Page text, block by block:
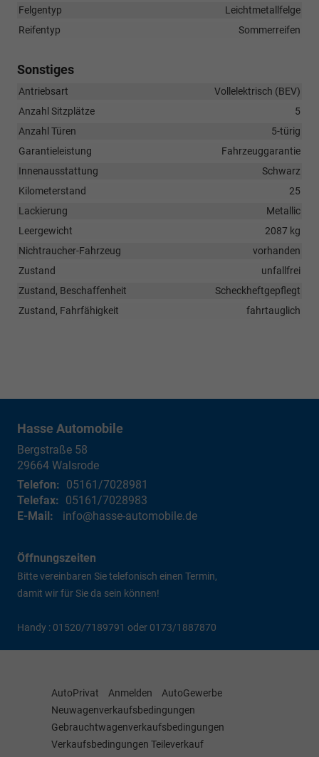
Felgentyp
Leichtmetallfelge
Reifentyp
Sommerreifen
Sonstiges
Antriebsart
Vollelektrisch (BEV)
Anzahl Sitzplätze
5
Anzahl Türen
5-türig
Garantieleistung
Fahrzeuggarantie
Innenausstattung
Schwarz
Kilometerstand
25
Lackierung
Metallic
Leergewicht
2087 kg
Nichtraucher-Fahrzeug
vorhanden
Zustand
unfallfrei
Zustand, Beschaffenheit
Scheckheftgepflegt
Zustand, Fahrfähigkeit
fahrtauglich
Hasse Automobile
Bergstraße 58
29664 Walsrode
Telefon: 05161/7028981
Telefax: 05161/7028983
E-Mail:
info@hasse-automobile.de
Öffnungszeiten
Bitte vereinbaren Sie telefonisch einen Termin,
damit wir für Sie da sein können!
Handy : 01520/7189791 oder 0173/1887870
AutoPrivat Anmelden
AutoGewerbe
Neuwagenverkaufsbedingungen
Gebrauchtwagenverkaufsbedingungen
Verkaufsbedingungen Teileverkauf